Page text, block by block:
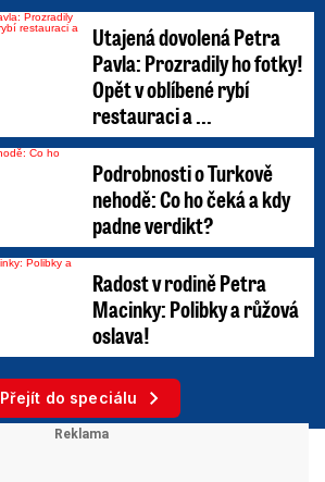
Utajená dovolená Petra
Pavla: Prozradily ho fotky!
Opět v oblíbené rybí
restauraci a ...
Podrobnosti o Turkově
nehodě: Co ho čeká a kdy
padne verdikt?
Radost v rodině Petra
Macinky: Polibky a růžová
oslava!
Přejít do speciálu